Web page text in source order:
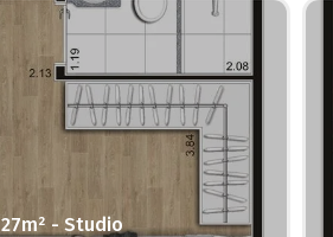
27m² - Studio